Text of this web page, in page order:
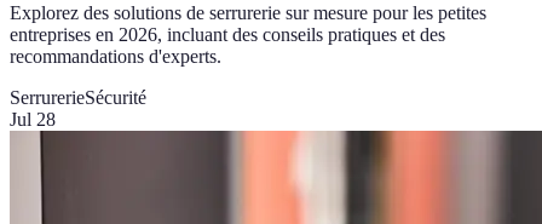
Explorez des solutions de serrurerie sur mesure pour les petites
entreprises en 2026, incluant des conseils pratiques et des
recommandations d'experts.
SerrurerieSécurité
Jul 28